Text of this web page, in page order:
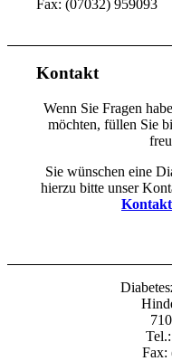
Fax: (07032) 959093
Kontakt
Wenn Sie Fragen
möchten, füllen Sie
Sie wünschen eine
hierzu bitte unser
Fax: